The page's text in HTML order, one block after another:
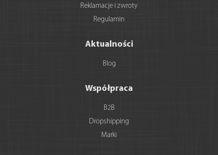
Reklamacje i zwroty
Regulamin
Aktualności
Blog
Współpraca
B2B
Dropshipping
Marki